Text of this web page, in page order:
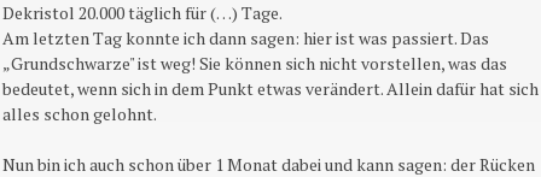
Dekristol 20.000 täglich für (…) Tage.
Am letzten Tag konnte ich dann sagen: hier ist was passiert. Das
„Grundschwarze" ist weg! Sie können sich nicht vorstellen, was das
bedeutet, wenn sich in dem Punkt etwas verändert. Allein dafür hat sich
alles schon gelohnt.
Nun bin ich auch schon über 1 Monat dabei und kann sagen: der Rücken